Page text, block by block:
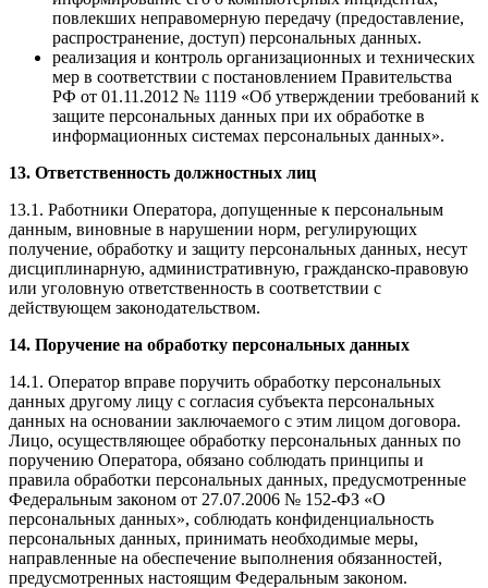
повлекших неправомерную передачу (предоставление,
распространение, доступ) персональных данных.
реализация и контроль организационных и технических
мер в соответствии с постановлением Правительства
РФ от 01.11.2012 № 1119 «Об утверждении требований к
защите персональных данных при их обработке в
информационных системах персональных данных».
13. Ответственность должностных лиц
13.1. Работники Оператора, допущенные к персональным
данным, виновные в нарушении норм, регулирующих
получение, обработку и защиту персональных данных, несут
дисциплинарную, административную, гражданско-правовую
или уголовную ответственность в соответствии с
действующем законодательством.
14. Поручение на обработку персональных данных
14.1. Оператор вправе поручить обработку персональных
данных другому лицу с согласия субъекта персональных
данных на основании заключаемого с этим лицом договора.
Лицо, осуществляющее обработку персональных данных по
поручению Оператора, обязано соблюдать принципы и
правила обработки персональных данных, предусмотренные
Федеральным законом от 27.07.2006 № 152-ФЗ «О
персональных данных», соблюдать конфиденциальность
персональных данных, принимать необходимые меры,
направленные на обеспечение выполнения обязанностей,
предусмотренных настоящим Федеральным законом.